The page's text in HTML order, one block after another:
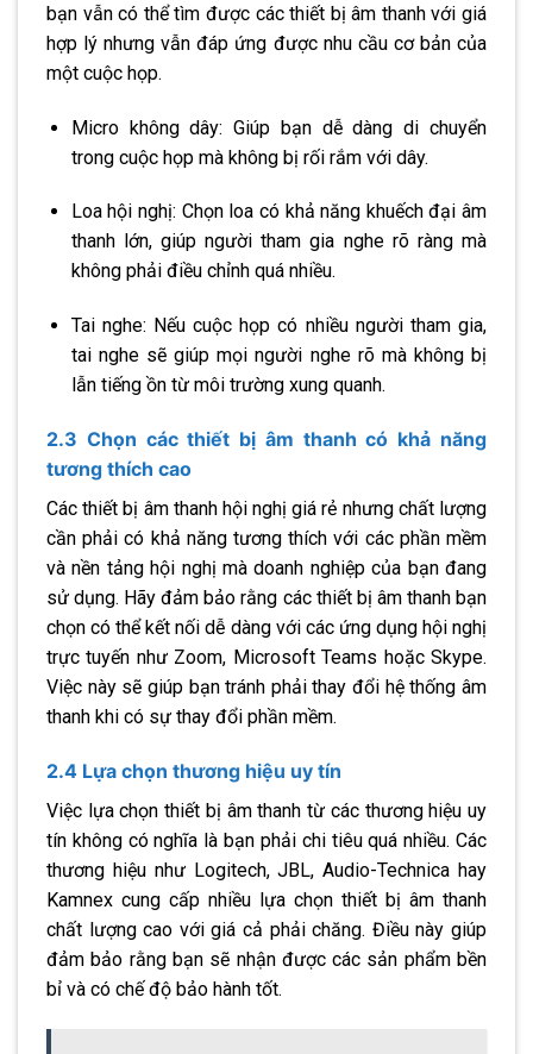
bạn vẫn có thể tìm được các thiết bị âm thanh với giá
hợp lý nhưng vẫn đáp ứng được nhu cầu cơ bản của
một cuộc họp.
Micro không dây: Giúp bạn dễ dàng di chuyển
trong cuộc họp mà không bị rối rắm với dây.
Loa hội nghị: Chọn loa có khả năng khuếch đại âm
thanh lớn, giúp người tham gia nghe rõ ràng mà
không phải điều chỉnh quá nhiều.
Tai nghe: Nếu cuộc họp có nhiều người tham gia,
tai nghe sẽ giúp mọi người nghe rõ mà không bị
lẫn tiếng ồn từ môi trường xung quanh.
2.3 Chọn các thiết bị âm thanh có khả năng
tương thích cao
Các thiết bị âm thanh hội nghị giá rẻ nhưng chất lượng
cần phải có khả năng tương thích với các phần mềm
và nền tảng hội nghị mà doanh nghiệp của bạn đang
sử dụng. Hãy đảm bảo rằng các thiết bị âm thanh bạn
chọn có thể kết nối dễ dàng với các ứng dụng hội nghị
trực tuyến như Zoom, Microsoft Teams hoặc Skype.
Việc này sẽ giúp bạn tránh phải thay đổi hệ thống âm
thanh khi có sự thay đổi phần mềm.
2.4 Lựa chọn thương hiệu uy tín
Việc lựa chọn thiết bị âm thanh từ các thương hiệu uy
tín không có nghĩa là bạn phải chi tiêu quá nhiều. Các
thương hiệu như Logitech, JBL, Audio-Technica hay
Kamnex cung cấp nhiều lựa chọn thiết bị âm thanh
chất lượng cao với giá cả phải chăng. Điều này giúp
đảm bảo rằng bạn sẽ nhận được các sản phẩm bền
bỉ và có chế độ bảo hành tốt.